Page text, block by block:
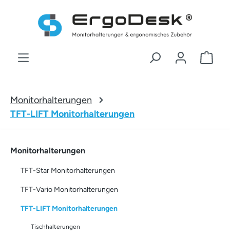
Zum Hauptinhalt springen
Monitorhalterungen
TFT-LIFT Monitorhalterungen
Monitorhalterungen
TFT-Star Monitorhalterungen
TFT-Vario Monitorhalterungen
TFT-LIFT Monitorhalterungen
Tischhalterungen